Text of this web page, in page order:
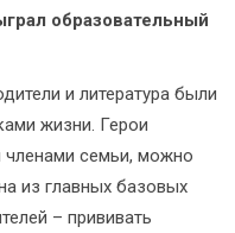
образовательный
и литература были
жизни. Герои
членами семьи, можно
из главных базовых
– прививать